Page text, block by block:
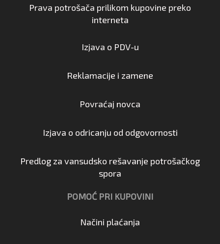
Prava potrošača prilikom kupovine preko
interneta
Izjava o PDV-u
Reklamacije i zamene
Povraćaj novca
Izjava o odricanju od odgovornosti
Predlog za vansudsko rešavanje potrošačkog
spora
POMOĆ PRI KUPOVINI
Načini plaćanja